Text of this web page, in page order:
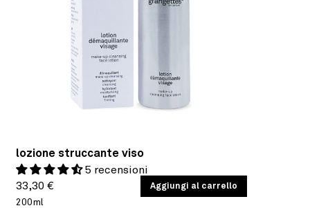
lozione struccante viso
5 recensioni
Prezzo
di
33,30 €
PREZZO
UNITARIO
/
200ml
Aggiungi al carrello